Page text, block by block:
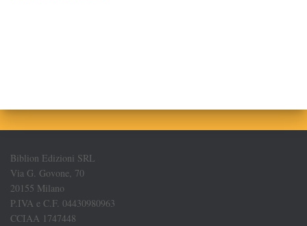
Biblion Edizioni SRL
Via G. Govone, 70
20155 Milano
P.IVA e C.F. 04430980963
CCIAA 1747448